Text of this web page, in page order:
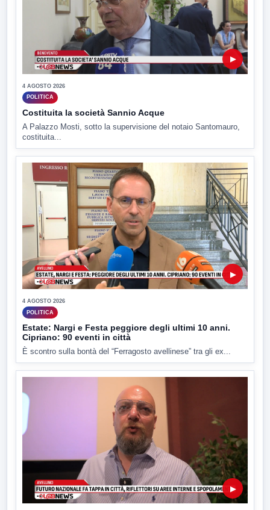
▶
4 AGOSTO 2026
POLITICA
Costituita la società Sannio Acque
A Palazzo Mosti, sotto la supervisione del notaio Santomauro,
costituita...
▶
4 AGOSTO 2026
POLITICA
Estate: Nargi e Festa peggiore degli ultimi 10 anni.
Cipriano: 90 eventi in città
È scontro sulla bontà del “Ferragosto avellinese” tra gli ex...
▶